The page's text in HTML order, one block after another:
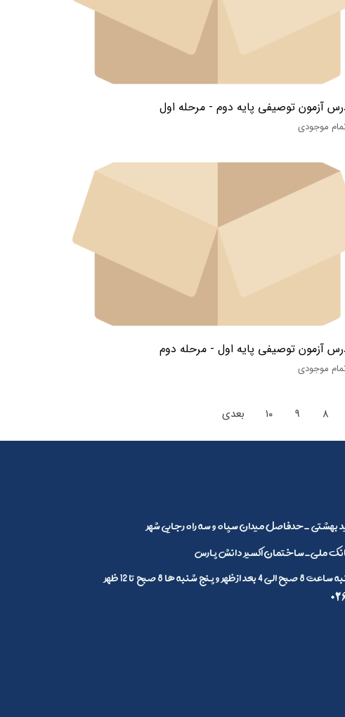
آزمون توصیفی پایه دوم - مرحله اول
موجودی
آزمون توصیفی پایه اول - مرحله دوم
موجودی
۸ ۹ ۱۰ بعدی
بهشتی _حدفاصل میدان سپاه و سه راه رجایی شهر
ملی_ساختمان اکسیر دانش پارس
ها 8 صبح تا 12 ظهر